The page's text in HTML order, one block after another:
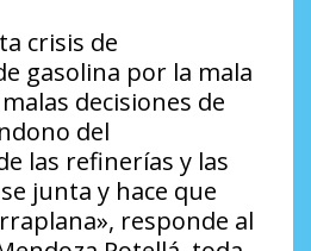
crisis de
gasolina por la mala
decisiones de
del
las refinerías y las
junta y hace que
responde al